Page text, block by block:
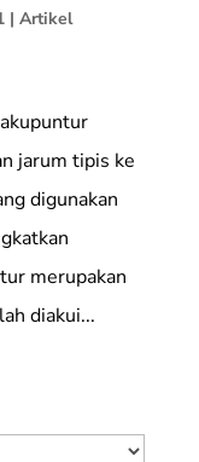
| Artikel
jarum tipis ke
digunakan
merupakan
diakui...